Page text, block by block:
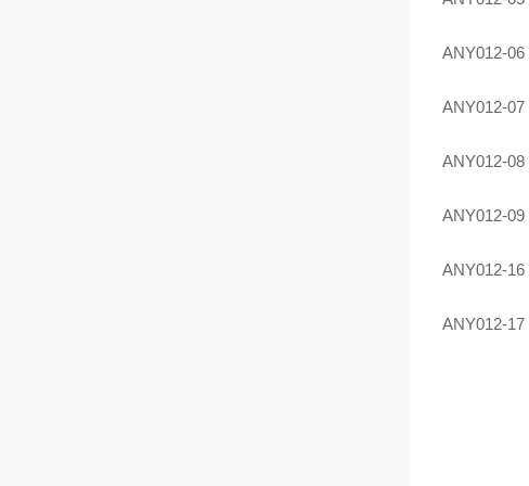
ANY012-06
ANY012-07
ANY012-08
ANY012-09
ANY012-16
ANY012-17